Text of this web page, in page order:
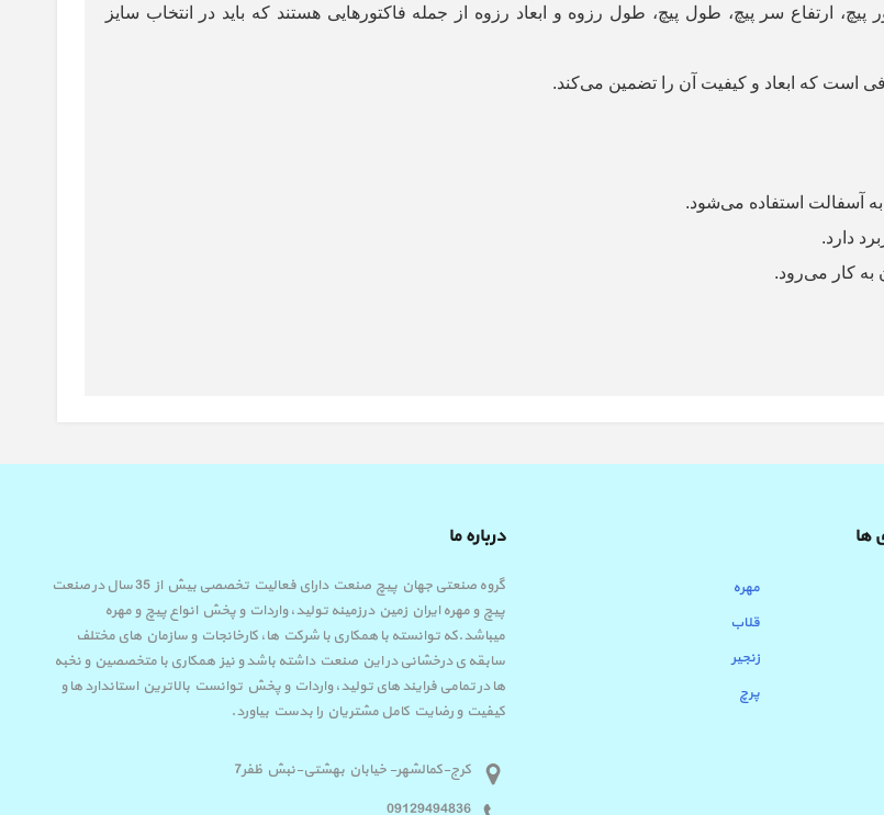
ارتفاع سر پیچ، طول پیچ، طول رزوه و ابعاد رزوه از جمله فاکتورهایی هستند که باید در انتخاب سایز
است که ابعاد و کیفیت آن را تضمین می‌کند.
آسفالت استفاده می‌شود.
دارد.
کار می‌رود.
ها
مهره
قلاب
زنجیر
پرچ
درباره ما
گروه صنعتی جهان پیچ صنعت دارای فعالیت تخصصی بیش از 35 سال در صنعت
پیچ و مهره ایران زمین درزمینه تولید، واردات و پخش انواع پیچ و مهره
میباشد.که توانسته با همکاری با شرکت ها، کارخانجات و سازمان های مختلف
سابقه ی درخشانی در این صنعت داشته باشد و نیز همکاری با متخصصین و نخبه
ها در تمامی فرایند های تولید، واردات و پخش توانست بالاترین استاندارد ها و
کیفیت و رضایت کامل مشتریان را بدست بیاورد.
کرج-کمالشهر- خیابان بهشتی-نبش ظفر7
09129494836